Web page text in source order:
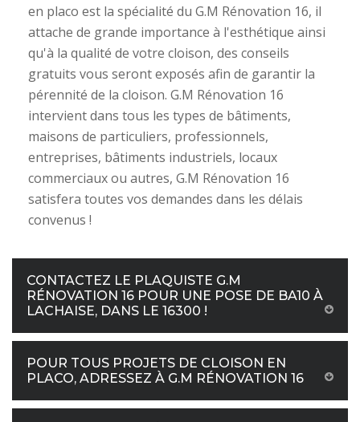
en placo est la spécialité du G.M Rénovation 16, il
attache de grande importance à l'esthétique ainsi
qu'à la qualité de votre cloison, des conseils
gratuits vous seront exposés afin de garantir la
pérennité de la cloison. G.M Rénovation 16
intervient dans tous les types de bâtiments,
maisons de particuliers, professionnels,
entreprises, bâtiments industriels, locaux
commerciaux ou autres, G.M Rénovation 16
satisfera toutes vos demandes dans les délais
convenus !
CONTACTEZ LE PLAQUISTE G.M
RÉNOVATION 16 POUR UNE POSE DE BA10 À
LACHAISE, DANS LE 16300 !
POUR TOUS PROJETS DE CLOISON EN
PLACO, ADRESSEZ À G.M RÉNOVATION 16